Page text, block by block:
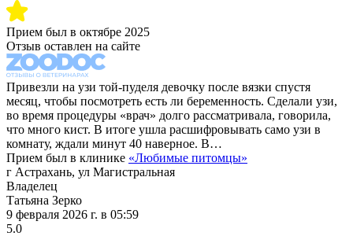
Прием был в октябре 2025
Отзыв оставлен на сайте
Привезли на узи той-пуделя девочку после вязки спустя
месяц, чтобы посмотреть есть ли беременность. Сделали узи,
во время процедуры «врач» долго рассматривала, говорила,
что много кист. В итоге ушла расшифровывать само узи в
комнату, ждали минут 40 наверное. В…
Прием был в клинике «Любимые питомцы»
г Астрахань, ул Магистральная
Владелец
Татьяна Зерко
9 февраля 2026 г. в 05:59
5.0